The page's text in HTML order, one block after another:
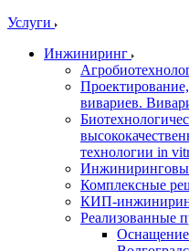
Услуги
Инжиниринг
вивариев.
технологии in
Комплексные
КИП-
Реализованные